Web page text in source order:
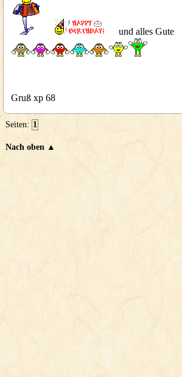
und alles Gute
Gruß xp 68
Seiten: 1
Nach oben ▲